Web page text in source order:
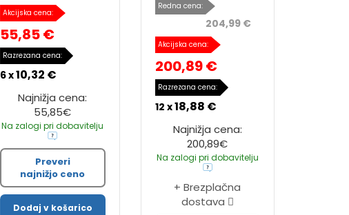
Akcijska cena:
55,85 €
Razrezana cena:
6 x10,32 €
Najnižja cena:
55,85€
Na zalogi pri dobavitelju
Preveri
najnižjo ceno
Dodaj v košarico
Redna cena:
204,99 €
Akcijska cena:
200,89 €
Razrezana cena:
12 x18,88 €
Najnižja cena:
200,89€
Na zalogi pri dobavitelju
+ Brezplačna
dostava